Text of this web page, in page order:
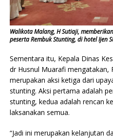
Walikota Malang, H Sutiaji,
peserta Rembuk Stunting, di hotel Ijen
Sementara itu, Kepala Dinas
dr Husnul Muarafi mengatakan,
merupakan aksi ketiga dari
stunting. Aksi pertama adalah
stunting, kedua adalah rencan
laksanakan semua.
“Jadi ini merupakan kelanjutan